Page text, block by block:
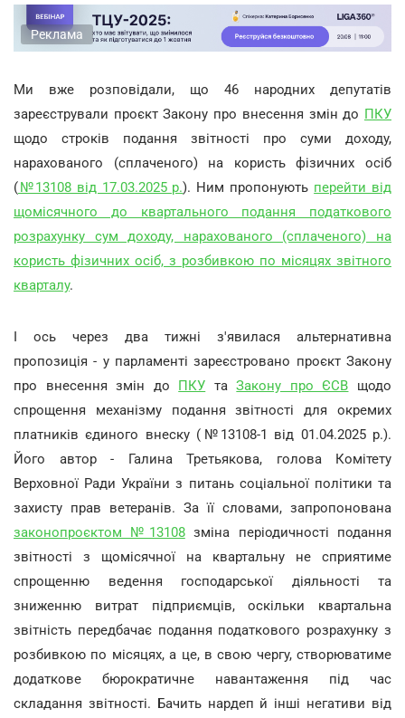
Реклама
Ми вже розповідали, що 46 народних депутатів
зареєстрували проєкт Закону про внесення змін до ПКУ
щодо строків подання звітності про суми доходу,
нарахованого (сплаченого) на користь фізичних осіб
(№13108 від 17.03.2025 р.). Ним пропонують перейти від
щомісячного до квартального подання податкового
розрахунку сум доходу, нарахованого (сплаченого) на
користь фізичних осіб, з розбивкою по місяцях звітного
кварталу.
І ось через два тижні з'явилася альтернативна
пропозиція - у парламенті зареєстровано проєкт Закону
про внесення змін до ПКУ таЗакону про ЄСВ щодо
спрощення механізму подання звітності для окремих
платників єдиного внеску (№13108-1 від 01.04.2025 р.).
Його автор - Галина Третьякова, голова Комітету
Верховної Ради України з питань соціальної політики та
захисту прав ветеранів. За її словами, запропонована
законопроєктом №13108зміна періодичності подання
звітності з щомісячної на квартальну не сприятиме
спрощенню ведення господарської діяльності та
зниженню витрат підприємців, оскільки квартальна
звітність передбачає подання податкового розрахунку з
розбивкою по місяцях, а це, в свою чергу, створюватиме
додаткове бюрократичне навантаження під час
складання звітності. Бачить нардеп й інші негативи від